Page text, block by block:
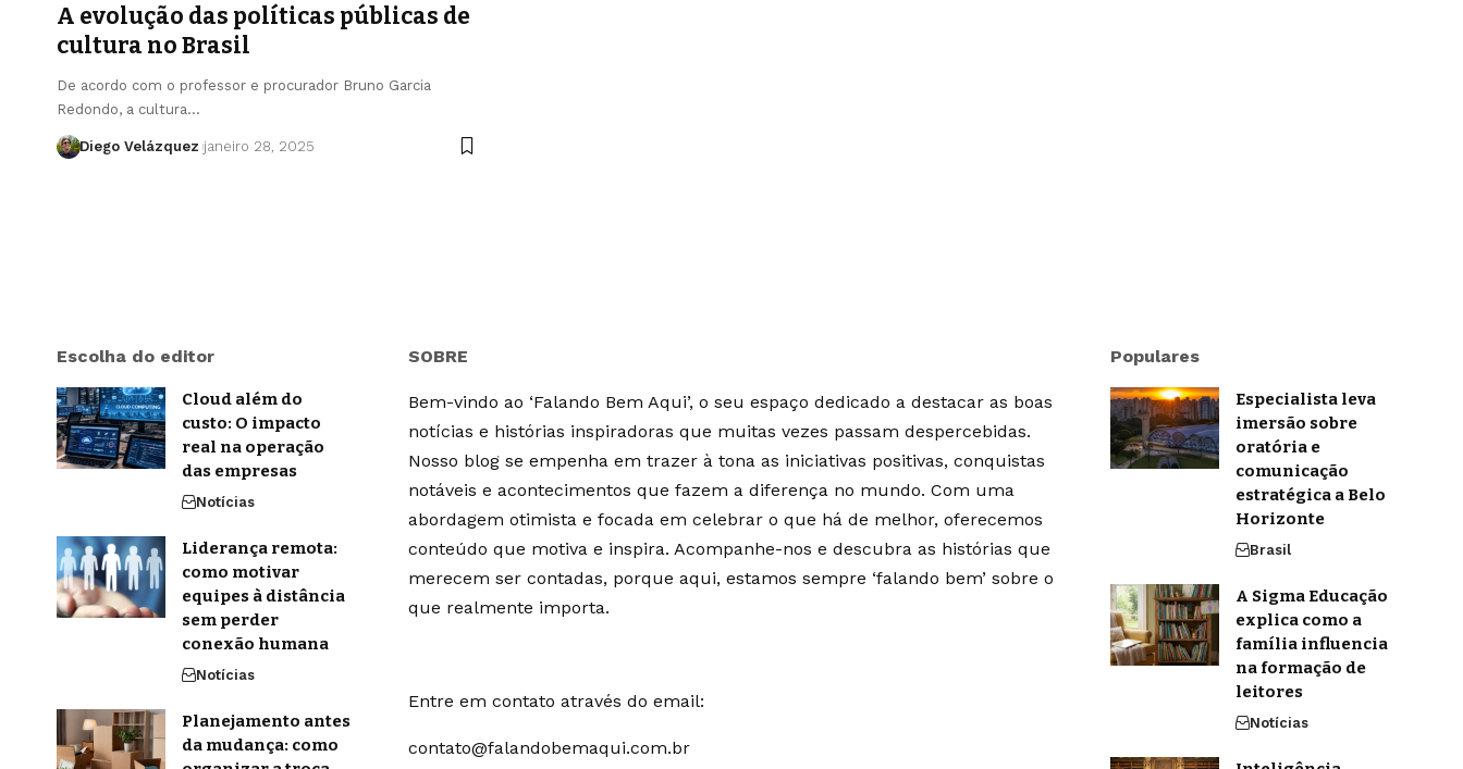
A evolução das políticas públicas de
cultura no Brasil
De acordo com o professor e procurador Bruno Garcia
Redondo, a cultura…
Diego Velázquez janeiro 28, 2025
Escolha do editor
Cloud além do
custo: O impacto
real na operação
das empresas
Notícias
Liderança remota:
como motivar
equipes à distância
sem perder
conexão humana
Notícias
Planejamento antes
da mudança: como
SOBRE
Bem-vindo ao ‘Falando Bem Aqui’, o seu espaço dedicado a destacar as boas
notícias e histórias inspiradoras que muitas vezes passam despercebidas.
Nosso blog se empenha em trazer à tona as iniciativas positivas, conquistas
notáveis e acontecimentos que fazem a diferença no mundo. Com uma
abordagem otimista e focada em celebrar o que há de melhor, oferecemos
conteúdo que motiva e inspira. Acompanhe-nos e descubra as histórias que
merecem ser contadas, porque aqui, estamos sempre ‘falando bem’ sobre o
que realmente importa.
Entre em contato através do email:
contato@falandobemaqui.com.br
Populares
Especialista leva
imersão sobre
oratória e
comunicação
estratégica a Belo
Horizonte
Brasil
A Sigma Educação
explica como a
família influencia
na formação de
leitores
Notícias